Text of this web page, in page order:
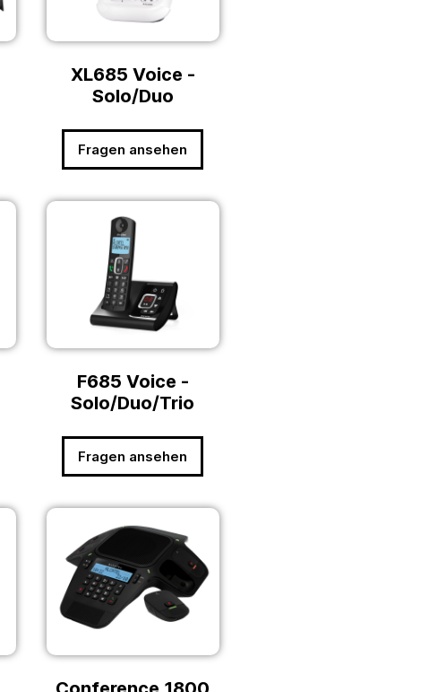
XL685 Voice -
Solo/Duo
Fragen ansehen
F685 Voice -
Solo/Duo/Trio
Fragen ansehen